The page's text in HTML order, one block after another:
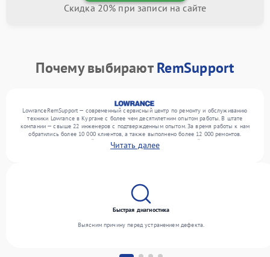
Скидка 20% при записи на сайте
Почему выбираютRemSupport
LowranceRemSupport — современный сервисный центр по ремонту и обслуживанию
техники Lowrance в Кургане с более чем десятилетним опытом работы. В штате
компании — свыше 22 инженеров с подтвержденным опытом. За время работы к нам
обратились более 10 000 клиентов, а также выполнено более 12 000 ремонтов.
Ежемесячно в сервисный центр поступает более 300 обращений, включая , , . Мы
устраняем поломки любой сложности и обеспечиваем надежный результат благодаря
Читать далее
Быстрая диагностика
Выясним причину перед устранением дефекта.